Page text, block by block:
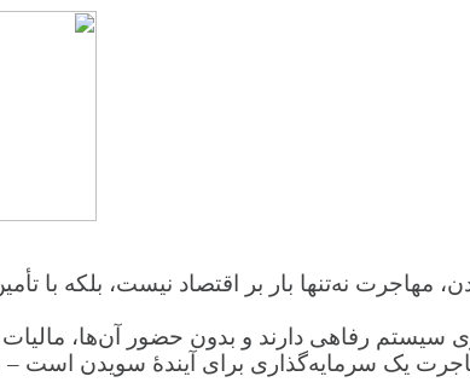
مهاجرت نه‌تنها بار بر اقتصاد نیست،
رفاهی دارند و بدون حضور آن‌ها، مالیات
یک سرمایه‌گذاری برای آیندهٔ سویدن است –